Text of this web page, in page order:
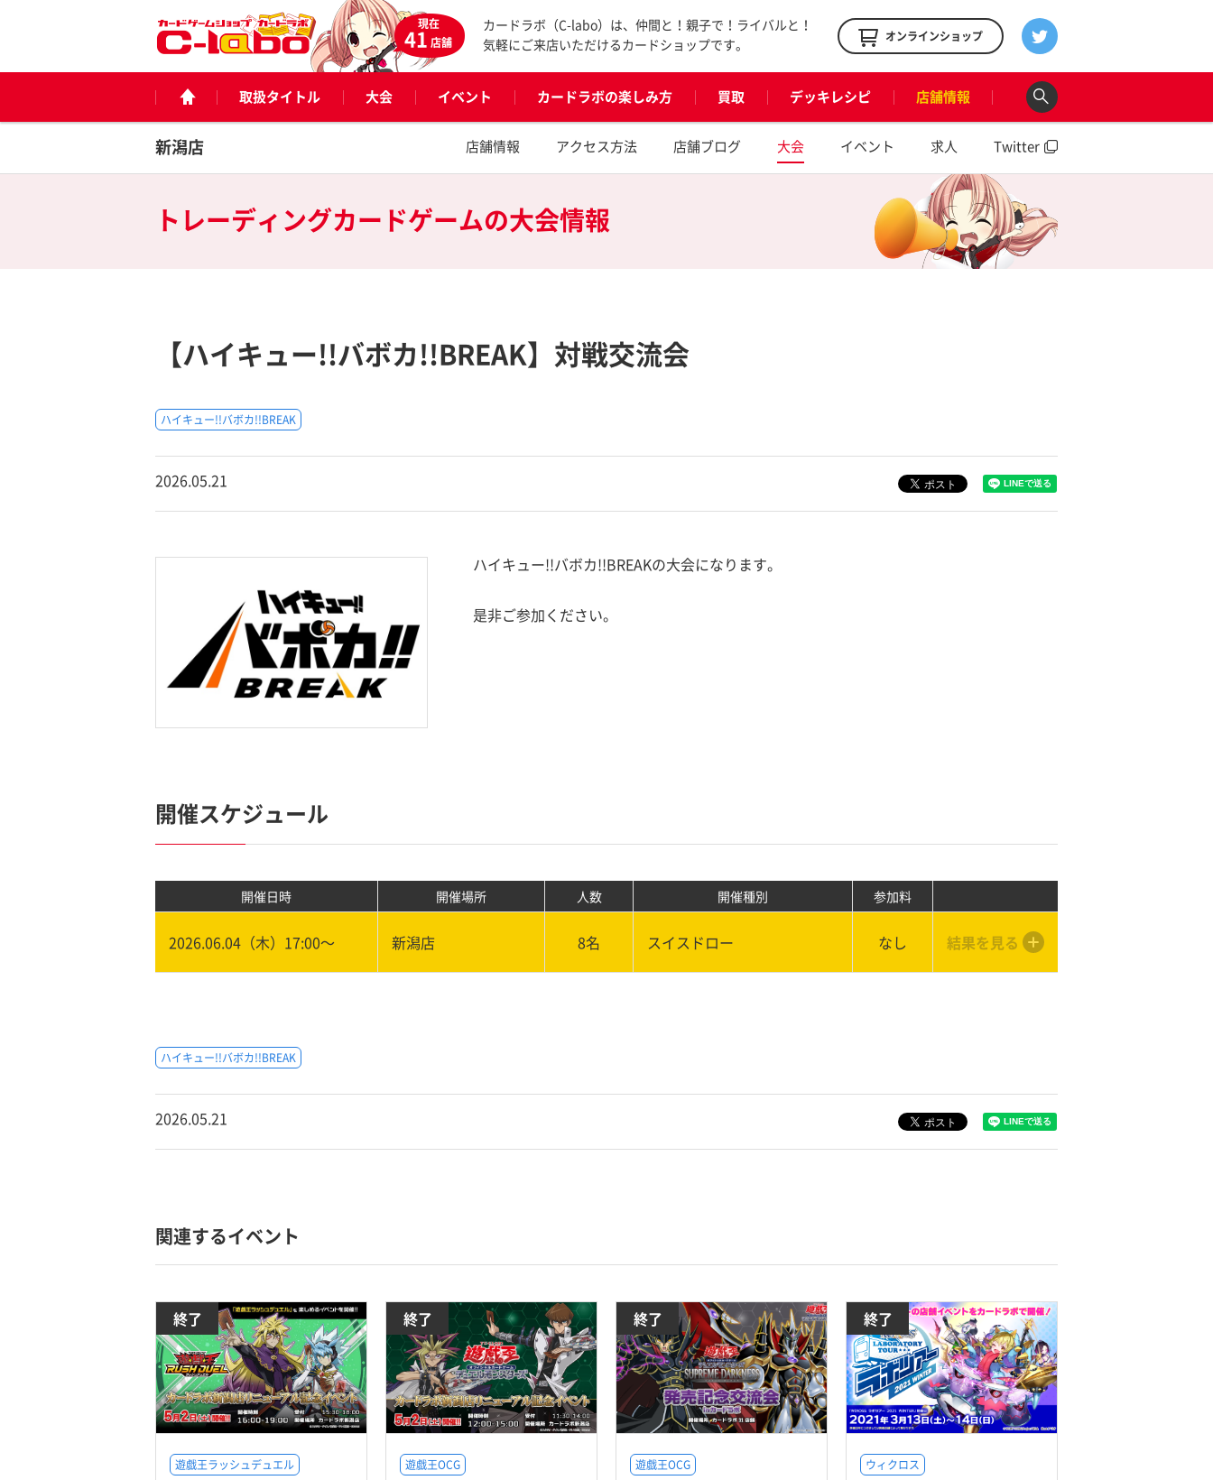
現在
41店舗
カードラボ（C-labo）は、仲間と！親子で！ライバルと！
気軽にご来店いただけるカードショップです。
オンラインショップ
取扱タイトル 大会 イベント カードラボの楽しみ方 買取 デッキレシピ 店舗情報
新潟店 店舗情報 アクセス方法 店舗ブログ 大会 イベント 求人 Twitter
トレーディングカードゲームの大会情報
【ハイキュー!!バボカ!!BREAK】対戦交流会
ハイキュー!!バボカ!!BREAK
2026.05.21
ハイキュー!!バボカ!!BREAKの大会になります。
是非ご参加ください。
開催スケジュール
開催日時 開催場所 人数 開催種別 参加料
2026.06.04（木）17:00〜 新潟店 8名 スイスドロー なし 結果を見る
ハイキュー!!バボカ!!BREAK
2026.05.21
関連するイベント
終了
遊戯王ラッシュデュエル
終了
遊戯王OCG
終了
遊戯王OCG
終了
ウィクロス